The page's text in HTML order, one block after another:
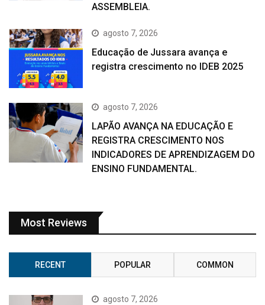
ASSEMBLEIA.
agosto 7, 2026
Educação de Jussara avança e
registra crescimento no IDEB 2025
agosto 7, 2026
LAPÃO AVANÇA NA EDUCAÇÃO E
REGISTRA CRESCIMENTO NOS
INDICADORES DE APRENDIZAGEM DO
ENSINO FUNDAMENTAL.
Most Reviews
RECENT POPULAR COMMON
agosto 7, 2026